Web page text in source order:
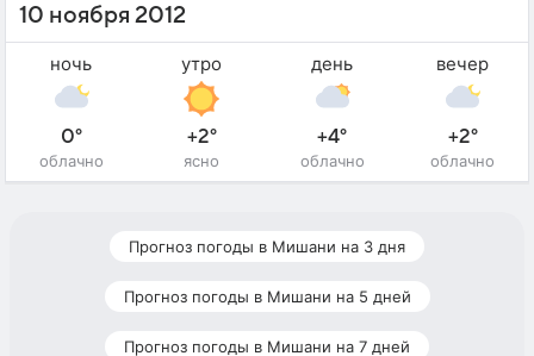
10 ноября 2012
ночь
0°
облачно
утро
+2°
ясно
день
+4°
облачно
вечер
+2°
облачно
Прогноз погоды в Мишани на 3 дня
Прогноз погоды в Мишани на 5 дней
Прогноз погоды в Мишани на 7 дней